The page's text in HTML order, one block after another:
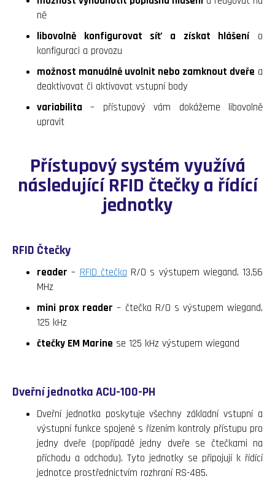
ně
libovolně konfigurovat síť a získat hlášenío
konfiguraci a provozu
možnost manuálně uvolnit nebo zamknout dveře a
deaktivovat či aktivovat vstupní body
variabilita – přístupový vám dokážeme libovolně
upravit
Přístupový systém využívá
následující RFID čtečky a řídící
jednotky
RFID Čtečky
reader – RFID čtečka R/O s výstupem wiegand, 13,56
MHz
mini prox reader – čtečka R/O s výstupem wiegand,
125 kHz
čtečky EM Marine se 125 kHz výstupem wiegand
Dveřní jednotka ACU-100-PH
Dveřní jednotka poskytuje všechny základní vstupní a
výstupní funkce spojené s řízením kontroly přístupu pro
jedny dveře (popřípadě jedny dveře se čtečkami na
příchodu a odchodu). Tyto jednotky se připojují k řídící
jednotce prostřednictvím rozhraní RS-485.